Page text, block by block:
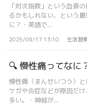
「対次指数」という血液
るかもしれない、という
に？・英語で...
2025/09/17 13:10 生活習
🔍 慢性痛ってなに
慢性痛（まんせいつう）
ケガや炎症などが原因だ
多い。・神経が...